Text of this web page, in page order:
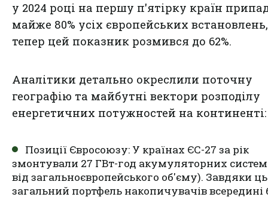
у 2024 році на першу п'ятірку країн
майже 80% усіх європейських
тепер цей показник розмився до 62%.
Аналітики детально окреслили поточну
географію та майбутні вектори розподілу
енергетичних потужностей на континенті:
Позиції Євросоюзу: У країнах ЄС-27 за рік
змонтували 27 ГВт-год акумуляторних систем
від загальноєвропейського об'єму). Завдяки
загальний портфель накопичувачів всередині